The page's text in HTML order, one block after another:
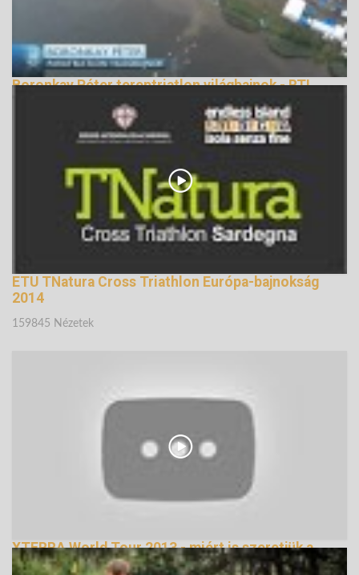
Boronkay Péter tereptriatlon világbajnok - RTL
ETU TNatura Cross Triathlon Európa-bajnokság
2014
159845 Nézetek
XTERRA World Tour 2013 - miért is szeretjük a
tereptriatlont